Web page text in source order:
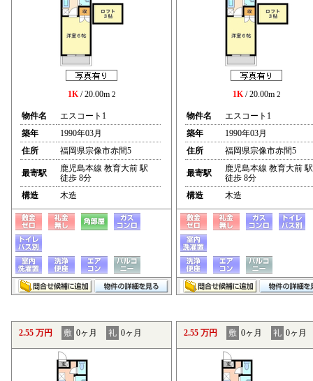
1K/ 20.00m 2
物件名
エスコート1
築年
1990年03月
住所
福岡県宗像市赤間5
最寄駅
鹿児島本線 教育大前 駅
徒歩 8分
構造
木造
1K/ 20.00m 2
物件名
エスコート1
築年
1990年03月
住所
福岡県宗像市赤間5
最寄駅
鹿児島本線 教育大前 駅
徒歩 8分
構造
木造
2.55 万円 敷 0ヶ月 礼 0ヶ月 2.55 万円 敷 0ヶ月 礼 0ヶ月